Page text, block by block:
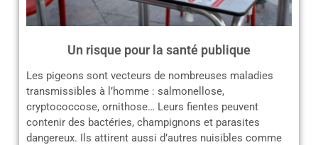
Un risque pour la santé publique
Les pigeons sont vecteurs de nombreuses maladies
transmissibles à l’homme : salmonellose,
cryptococcose, ornithose… Leurs fientes peuvent
contenir des bactéries, champignons et parasites
dangereux. Ils attirent aussi d’autres nuisibles comme